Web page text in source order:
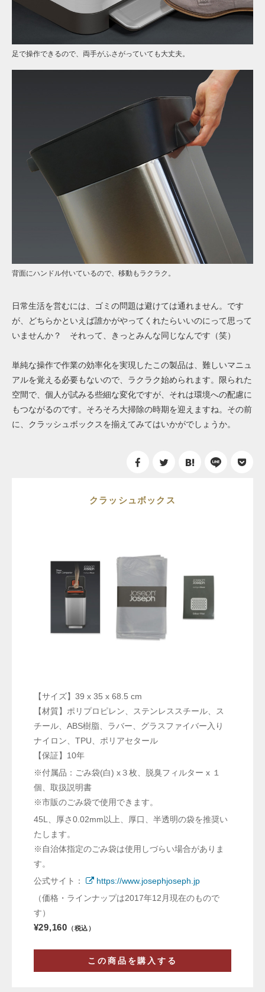
足で操作できるので、両手がふさがっていても大丈夫。
背面にハンドル付いているので、移動もラクラク。
日常生活を営むには、ゴミの問題は避けては通れません。です
が、どちらかといえば誰かがやってくれたらいいのにって思って
いませんか？ それって、きっとみんな同じなんです（笑）
単純な操作で作業の効率化を実現したこの製品は、難しいマニュ
アルを覚える必要もないので、ラクラク始められます。限られた
空間で、個人が試みる些細な変化ですが、それは環境への配慮に
もつながるのです。そろそろ大掃除の時期を迎えますね。その前
に、クラッシュボックスを揃えてみてはいかがでしょうか。
クラッシュボックス
【サイズ】39 x 35 x 68.5 cm
【材質】ポリプロピレン、ステンレススチール、ス
チール、ABS樹脂、ラバー、グラスファイバー入り
ナイロン、TPU、ポリアセタール
【保証】10年
※付属品：ごみ袋(白) x３枚、脱臭フィルター x １
個、取扱説明書
※市販のごみ袋で使用できます。
45L、厚さ0.02mm以上、厚口、半透明の袋を推奨い
たします。
※自治体指定のごみ袋は使用しづらい場合がありま
す。
公式サイト：
https://www.josephjoseph.jp
（価格・ラインナップは2017年12月現在のもので
す）
¥29,160 （税込）
この商品を購入する